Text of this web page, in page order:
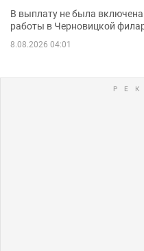
В выплату не была включена
работы в Черновицкой
8.08.2026 04:01